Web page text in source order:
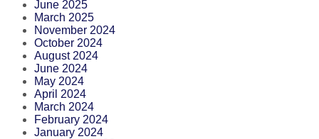
June 2025
March 2025
November 2024
October 2024
August 2024
June 2024
May 2024
April 2024
March 2024
February 2024
January 2024